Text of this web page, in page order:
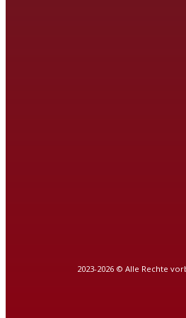
2023-2026 © Alle Rechte